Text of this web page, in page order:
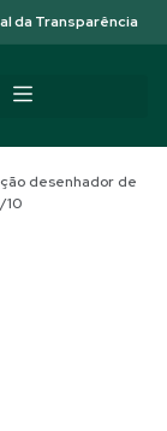
da Transparência
desenhador de
10